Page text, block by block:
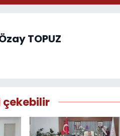
TOPUZ
çekebilir